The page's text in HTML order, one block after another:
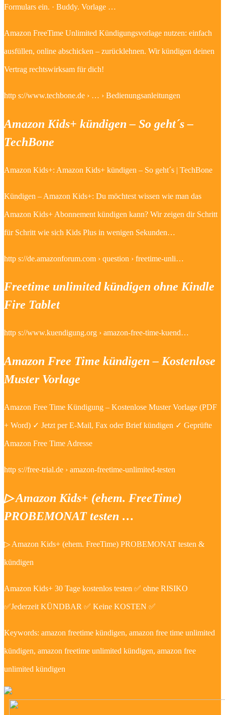
Formulars ein. · Buddy. Vorlage …
Amazon FreeTime Unlimited Kündigungsvorlage nutzen: einfach
ausfüllen, online abschicken – zurücklehnen. Wir kündigen deinen
Vertrag rechtswirksam für dich!
http s://www.techbone.de › … › Bedienungsanleitungen
Amazon Kids+ kündigen – So geht´s –
TechBone
Amazon Kids+: Amazon Kids+ kündigen – So geht´s | TechBone
Kündigen – Amazon Kids+: Du möchtest wissen wie man das
Amazon Kids+ Abonnement kündigen kann? Wir zeigen dir Schritt
für Schritt wie sich Kids Plus in wenigen Sekunden…
http s://de.amazonforum.com › question › freetime-unli…
Freetime unlimited kündigen ohne Kindle
Fire Tablet
http s://www.kuendigung.org › amazon-free-time-kuend…
Amazon Free Time kündigen – Kostenlose
Muster Vorlage
Amazon Free Time Kündigung – Kostenlose Muster Vorlage (PDF
+ Word) ✓ Jetzt per E-Mail, Fax oder Brief kündigen ✓ Geprüfte
Amazon Free Time Adresse
http s://free-trial.de › amazon-freetime-unlimited-testen
▷ Amazon Kids+ (ehem. FreeTime)
PROBEMONAT testen …
▷ Amazon Kids+ (ehem. FreeTime) PROBEMONAT testen &
kündigen
Amazon Kids+ 30 Tage kostenlos testen ✅ ohne RISIKO
✅Jederzeit KÜNDBAR ✅ Keine KOSTEN ✅
Keywords: amazon freetime kündigen, amazon free time unlimited
kündigen, amazon freetime unlimited kündigen, amazon free
unlimited kündigen